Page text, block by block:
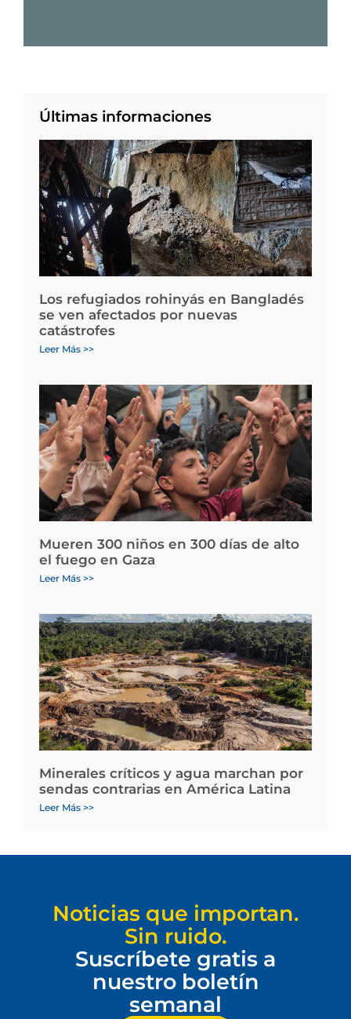
Últimas informaciones
Los refugiados rohinyás en Bangladés
se ven afectados por nuevas
catástrofes
Leer Más >>
Mueren 300 niños en 300 días de alto
el fuego en Gaza
Leer Más >>
Minerales críticos y agua marchan por
sendas contrarias en América Latina
Leer Más >>
Noticias que importan.
Sin ruido.
Suscríbete gratis a
nuestro boletín
semanal